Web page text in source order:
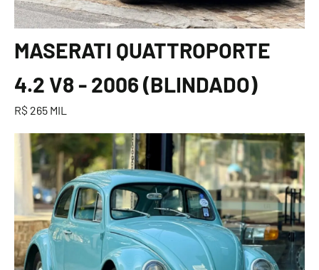
MASERATI QUATTROPORTE
4.2 V8 - 2006 (BLINDADO)
R$ 265 MIL